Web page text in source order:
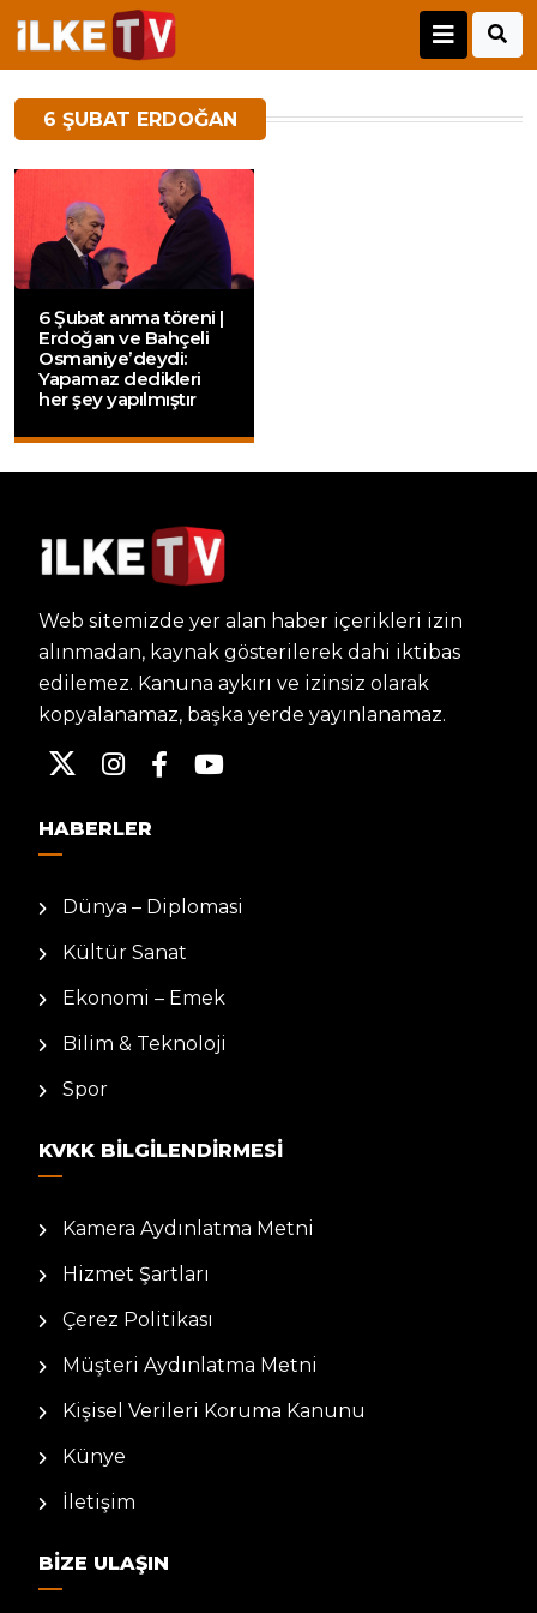
6 ŞUBAT ERDOĞAN
6 Şubat anma töreni |
Erdoğan ve Bahçeli
Osmaniye’deydi:
Yapamaz dedikleri
her şey yapılmıştır
Web sitemizde yer alan haber içerikleri izin
alınmadan, kaynak gösterilerek dahi iktibas
edilemez. Kanuna aykırı ve izinsiz olarak
kopyalanamaz, başka yerde yayınlanamaz.
HABERLER
Dünya – Diplomasi
Kültür Sanat
Ekonomi – Emek
Bilim & Teknoloji
Spor
KVKK BILGILENDIRMESI
Kamera Aydınlatma Metni
Hizmet Şartları
Çerez Politikası
Müşteri Aydınlatma Metni
Kişisel Verileri Koruma Kanunu
Künye
İletişim
BIZE ULAŞIN